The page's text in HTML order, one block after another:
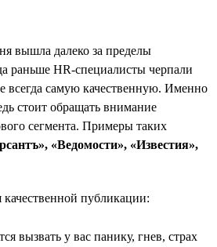
вышла далеко за пределы
раньше HR-специалисты черпали
самую качественную. Именно
стоит обращать внимание
сегмента. Примеры таких
«Ведомости», «Известия»,
публикации:
вызвать у вас панику, гнев, страх